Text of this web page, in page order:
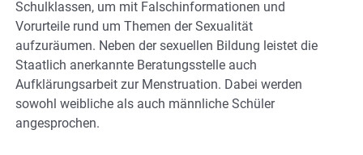
Schulklassen, um mit Falschinformationen und
Vorurteile rund um Themen der Sexualität
aufzuräumen. Neben der sexuellen Bildung leistet die
Staatlich anerkannte Beratungsstelle auch
Aufklärungsarbeit zur Menstruation. Dabei werden
sowohl weibliche als auch männliche Schüler
angesprochen.